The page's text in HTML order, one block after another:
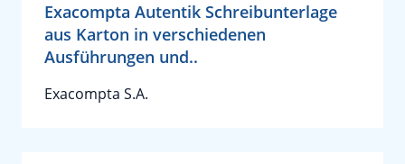
Exacompta Autentik Schreibunterlage
aus Karton in verschiedenen
Ausführungen und..
Exacompta S.A.